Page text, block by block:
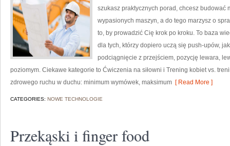
szukasz praktycznych porad, chcesz budować
wypasionych maszyn, a do tego marzysz o
to, by prowadzić Cię krok po kroku. To baza
dla tych, którzy dopiero uczą się push-upów,
podciągnięcie z przejściem, pozycję lewara,
poziomym. Ciekawe kategorie to Ćwiczenia na siłowni i Trening kobiet vs.
zdrowego ruchu w duchu: minimum wymówek, maksimum [ Read More ]
CATEGORIES: NOWE TECHNOLOGIE
Przekąski i finger food